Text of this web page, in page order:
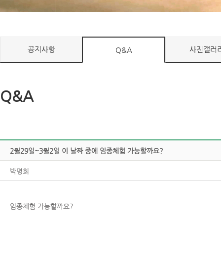
공지사항 Q&A 사진갤러
Q&A
2월29일~3월2일이날짜중에임종체험가능할까요?
박명희
임종체험가능할까요?